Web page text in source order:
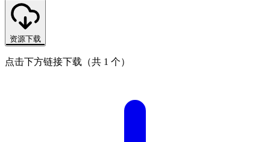
资源下载
点击下方链接下载（共 1 个）